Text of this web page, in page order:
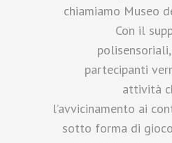
chiamiamo Museo
Con il
partecipanti
attività
l’avvicinamento ai
sotto forma di